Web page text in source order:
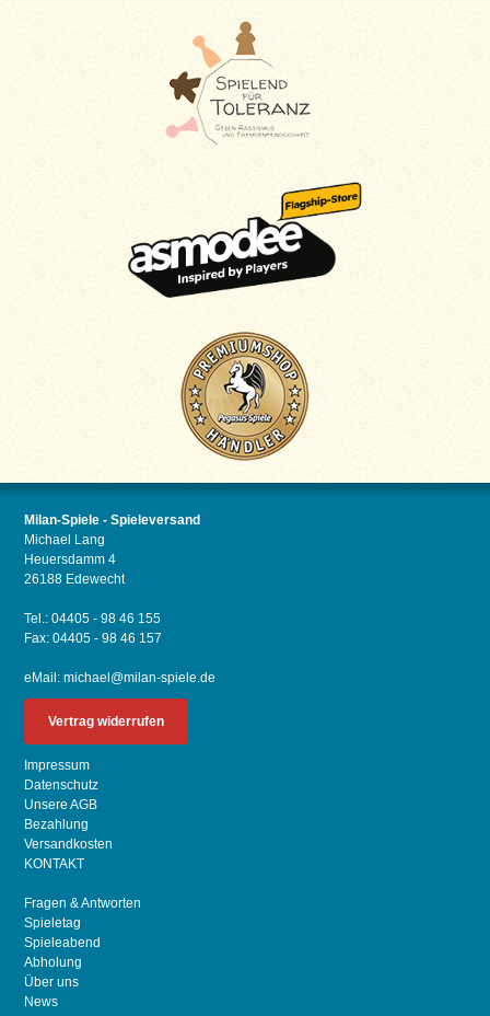
Milan-Spiele - Spieleversand
Michael Lang
Heuersdamm 4
26188 Edewecht
Tel.: 04405 - 98 46 155
Fax: 04405 - 98 46 157
eMail:michael@milan-spiele.de
Vertrag widerrufen
Impressum
Datenschutz
Unsere AGB
Bezahlung
Versandkosten
KONTAKT
Fragen & Antworten
Spieletag
Spieleabend
Abholung
Über uns
News